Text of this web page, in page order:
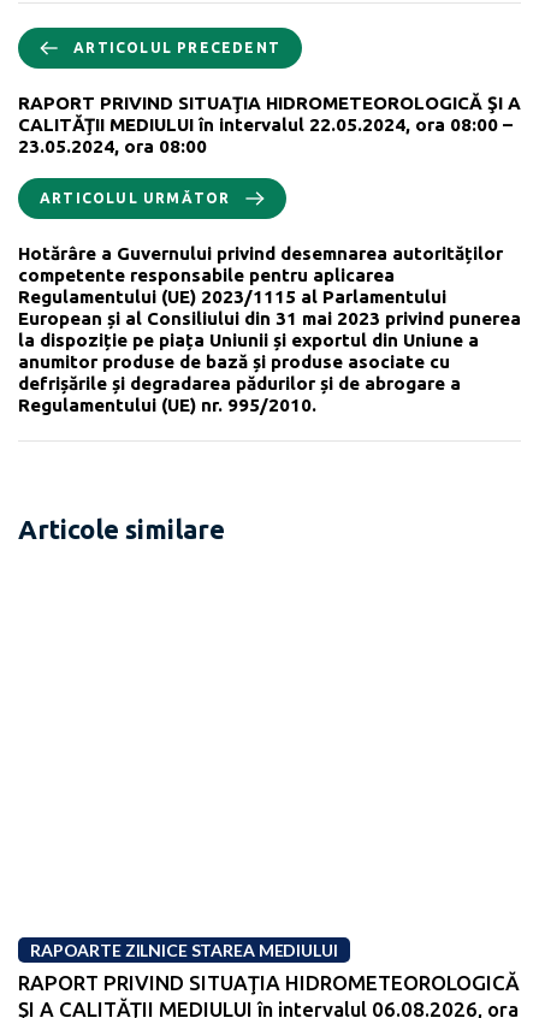
ARTICOLUL PRECEDENT
RAPORT PRIVIND SITUAŢIA HIDROMETEOROLOGICĂ ŞI A
CALITĂŢII MEDIULUI în intervalul 22.05.2024, ora 08:00 –
23.05.2024, ora 08:00
ARTICOLUL URMĂTOR
Hotărâre a Guvernului privind desemnarea autorităților
competente responsabile pentru aplicarea
Regulamentului (UE) 2023/1115 al Parlamentului
European și al Consiliului din 31 mai 2023 privind punerea
la dispoziție pe piața Uniunii și exportul din Uniune a
anumitor produse de bază și produse asociate cu
defrișările și degradarea pădurilor și de abrogare a
Regulamentului (UE) nr. 995/2010.
Articole similare
RAPOARTE ZILNICE STAREA MEDIULUI
RAPORT PRIVIND SITUAŢIA HIDROMETEOROLOGICĂ
ŞI A CALITĂŢII MEDIULUI în intervalul 06.08.2026, ora